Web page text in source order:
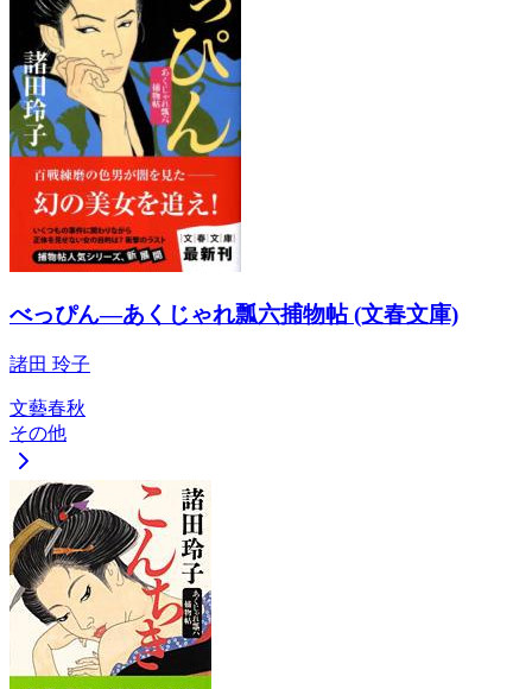
べっぴん―あくじゃれ瓢六捕物帖 (文春文庫)
諸田 玲子
文藝春秋
その他